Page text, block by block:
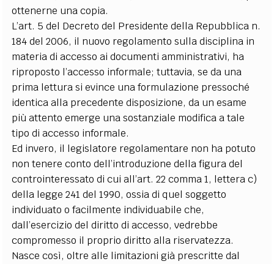
ottenerne una copia.
L’art. 5 del Decreto del Presidente della Repubblica n.
184 del 2006, il nuovo regolamento sulla disciplina in
materia di accesso ai documenti amministrativi, ha
riproposto l’accesso informale; tuttavia, se da una
prima lettura si evince una formulazione pressoché
identica alla precedente disposizione, da un esame
più attento emerge una sostanziale modifica a tale
tipo di accesso informale.
Ed invero, il legislatore regolamentare non ha potuto
non tenere conto dell’introduzione della figura del
controinteressato di cui all’art. 22 comma 1, lettera c)
della legge 241 del 1990, ossia di quel soggetto
individuato o facilmente individuabile che,
dall’esercizio del diritto di accesso, vedrebbe
compromesso il proprio diritto alla riservatezza.
Nasce così, oltre alle limitazioni già prescritte dal